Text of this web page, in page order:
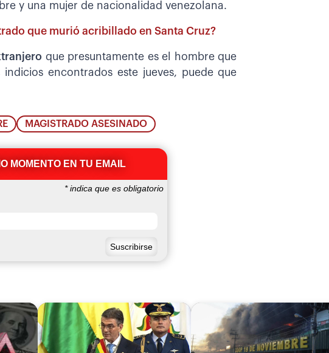
y una mujer de nacionalidad venezolana.
que murió acribillado en Santa Cruz?
que presuntamente es el hombre que
encontrados este jueves, puede que
MAGISTRADO ASESINADO
MOMENTO EN TU EMAIL
*indica que es obligatorio